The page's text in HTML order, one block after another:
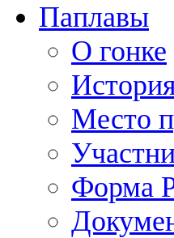
Паплавы
О гонке
Место
Форма